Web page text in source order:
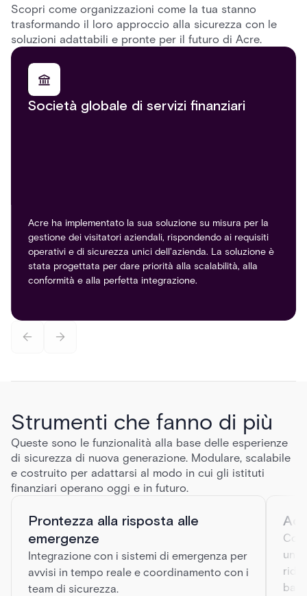
Scopri come organizzazioni come la tua stanno
trasformando il loro approccio alla sicurezza con le
soluzioni adattabili e pronte per il futuro di Acre.
Società globale di servizi finanziari
Acre ha implementato la sua soluzione su misura per la
gestione dei visitatori aziendali, rispondendo ai requisiti
operativi e di sicurezza unici dell'azienda. La soluzione è
stata progettata per dare priorità alla scalabilità, alla
conformità e alla perfetta integrazione.
Strumenti che fanno di più
Queste sono le funzionalità alla base delle esperienze
di sicurezza di nuova generazione. Modulare, scalabile
e costruito per adattarsi al modo in cui gli istituti
finanziari operano oggi e in futuro.
Prontezza alla risposta alle
emergenze
Integrazione con i sistemi di emergenza per
avvisi in tempo reale e coordinamento con i
team di sicurezza.
un